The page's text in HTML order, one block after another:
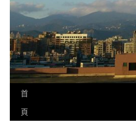
跳首
頁